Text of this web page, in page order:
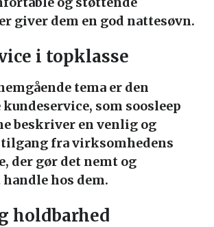
giver dem en god nattesøvn.
i topklasse
tema er den
som soosleep
beskriver en venlig og
fra virksomhedens
der gør det nemt og
hos dem.
holdbarhed